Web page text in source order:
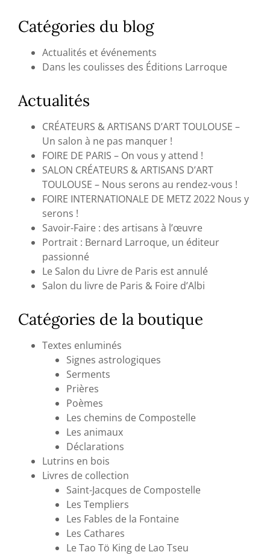
Catégories du blog
Actualités et événements
Dans les coulisses des Éditions Larroque
Actualités
CRÉATEURS & ARTISANS D’ART TOULOUSE –
Un salon à ne pas manquer !
FOIRE DE PARIS – On vous y attend !
SALON CRÉATEURS & ARTISANS D’ART
TOULOUSE – Nous serons au rendez-vous !
FOIRE INTERNATIONALE DE METZ 2022 Nous y
serons !
Savoir-Faire : des artisans à l’œuvre
Portrait : Bernard Larroque, un éditeur
passionné
Le Salon du Livre de Paris est annulé
Salon du livre de Paris & Foire d’Albi
Catégories de la boutique
Textes enluminés
Signes astrologiques
Serments
Prières
Poèmes
Les chemins de Compostelle
Les animaux
Déclarations
Lutrins en bois
Livres de collection
Saint-Jacques de Compostelle
Les Templiers
Les Fables de la Fontaine
Les Cathares
Le Tao Tö King de Lao Tseu